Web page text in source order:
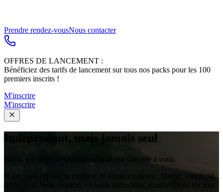
Prendre rendez-vousNous contacter
OFFRES DE LANCEMENT :
Bénéficiez des tarifs de lancement sur tous nos packs pour les 100
premiers inscrits !
M'inscrire
M'inscrire
Indépendant, mais jamais seul
Stella, une offre de portage salarial qui s'adapte à vous.
Nous vous offrons le meilleur de l'indépendance : liberté, simplicité,
protection. Vous avancez en toute autonomie, nous veillons sur tout